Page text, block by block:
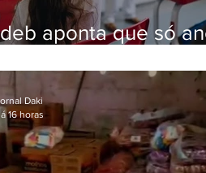
aponta que só
da educação
Daki
16 horas